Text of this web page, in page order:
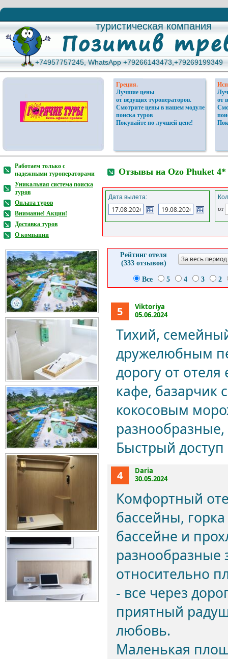
туристическая компания
туристическая компания
+74957757245, WhatsApp +79266143473,+79269199349
+74957757245, WhatsApp +79266143473,+79269199349
Греция.
Лучшие цены
от ведущих туроператоров.
Смотрите цены в нашем модуле
поиска туров
Покупайте по лучшей цене!
от
Работаем только с
надежными туроператорами
Уникальная система поиска
туров
Оплата туров
Внимание! Акции!
Доставка туров
О компании
Отзывы на Ozo Phuket 4*
Дата вылета:
от
Рейтинг отеля
(333 отзывов)
За весь период
Все 5 4 3 2
5
Viktoriya
05.06.2024
Тихий,
дружелюбным
дорогу от
кафе, базарчик
кокосовым
Быстрый
4
Daria
30.05.2024
Комфортный
бассейны,
бассейне и
разнообразные
относительно
- все через
приятный
любовь.
Маленькая